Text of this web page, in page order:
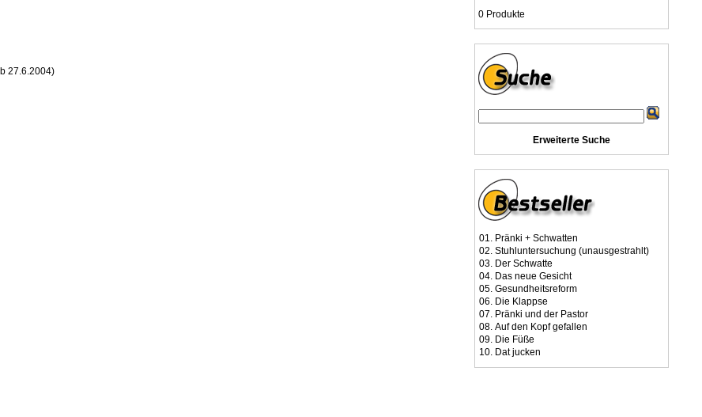
27.6.2004)
0 Produkte
Erweiterte Suche
01. Pränki + Schwatten
02. Stuhluntersuchung (unausgestrahlt)
03. Der Schwatte
04. Das neue Gesicht
05. Gesundheitsreform
06. Die Klappse
07. Pränki und der Pastor
08. Auf den Kopf gefallen
09. Die Füße
10. Dat jucken